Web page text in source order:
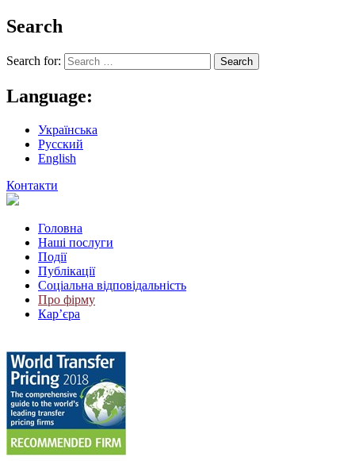
Search
Search for:
Language:
Українська
Русский
English
Контакти
Головна
Наші послуги
Події
Публікації
Соціальна відповідальність
Про фiрму
Кар’єра